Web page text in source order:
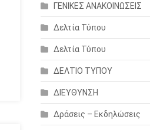
ΓΕΝΙΚΕΣ ΑΝΑΚΟΙΝΩΣΕΙΣ
Δελτία Τύπου
Δελτία Τύπου
ΔΕΛΤΙΟ ΤΥΠΟΥ
ΔΙΕΥΘΥΝΣΗ
Δράσεις – Εκδηλώσεις